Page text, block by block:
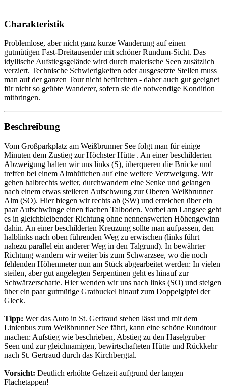
Charakteristik
Problemlose, aber nicht ganz kurze Wanderung auf einen
gutmütigen Fast-Dreitausender mit schöner Rundum-Sicht. Das
idyllische Aufstiegsgelände wird durch malerische Seen zusätzlich
verziert. Technische Schwierigkeiten oder ausgesetzte Stellen muss
man auf der ganzen Tour nicht befürchten - daher auch gut geeignet
für nicht so geübte Wanderer, sofern sie die notwendige Kondition
mitbringen.
Beschreibung
Vom Großparkplatz am Weißbrunner See folgt man für einige
Minuten dem Zustieg zur Höchster Hütte . An einer beschilderten
Abzweigung halten wir uns links (S), überqueren die Brücke und
treffen bei einem Almhüttchen auf eine weitere Verzweigung. Wir
gehen halbrechts weiter, durchwandern eine Senke und gelangen
nach einem etwas steileren Aufschwung zur Oberen Weißbrunner
Alm (SO). Hier biegen wir rechts ab (SW) und erreichen über ein
paar Aufschwünge einen flachen Talboden. Vorbei am Langsee geht
es in gleichbleibender Richtung ohne nennenswerten Höhengewinn
dahin. An einer beschilderten Kreuzung sollte man aufpassen, den
halblinks nach oben führenden Weg zu erwischen (links führt
nahezu parallel ein anderer Weg in den Talgrund). In bewährter
Richtung wandern wir weiter bis zum Schwarzsee, wo die noch
fehlenden Höhenmeter nun am Stück abgearbeitet werden: In vielen
steilen, aber gut angelegten Serpentinen geht es hinauf zur
Schwärzerscharte. Hier wenden wir uns nach links (SO) und steigen
über ein paar gutmütige Gratbuckel hinauf zum Doppelgipfel der
Gleck.
Tipp: Wer das Auto in St. Gertraud stehen lässt und mit dem
Linienbus zum Weißbrunner See fährt, kann eine schöne Rundtour
machen: Aufstieg wie beschrieben, Abstieg zu den Haselgruber
Seen und zur gleichnamigen, bewirtschafteten Hütte und Rückkehr
nach St. Gertraud durch das Kirchbergtal.
Vorsicht: Deutlich erhöhte Gehzeit aufgrund der langen
Flachetappen!